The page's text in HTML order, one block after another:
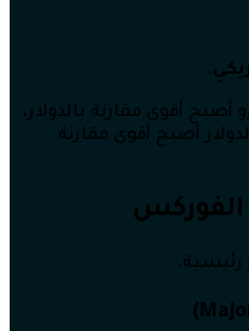
.
أقوى مقارنة بالدولار،
أصبح أقوى مقارنة
الفوركس
رئيسية.